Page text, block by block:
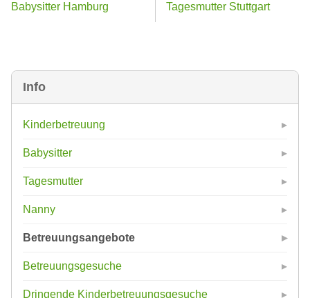
Info
Kinderbetreuung
Babysitter
Tagesmutter
Nanny
Betreuungsangebote
Betreuungsgesuche
Dringende Kinderbetreuungsgesuche
Babysitter Hamburg
Tagesmutter Stuttgart